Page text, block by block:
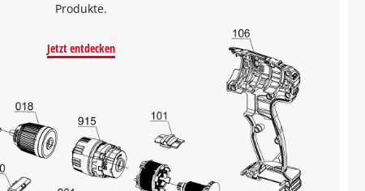
Produkte.
Jetzt entdecken